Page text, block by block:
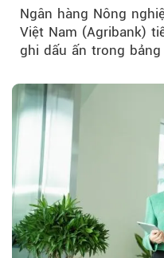
Ngân hàng Nông
Việt Nam (Agribank)
ghi dấu ấn trong